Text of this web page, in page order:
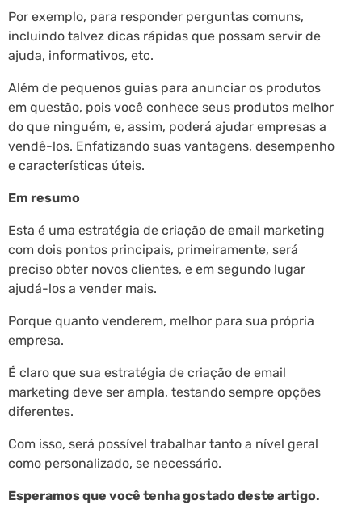
Por exemplo, para responder perguntas comuns,
incluindo talvez dicas rápidas que possam servir de
ajuda, informativos, etc.
Além de pequenos guias para anunciar os produtos
em questão, pois você conhece seus produtos melhor
do que ninguém, e, assim, poderá ajudar empresas a
vendê-los. Enfatizando suas vantagens, desempenho
e características úteis.
Em resumo
Esta é uma estratégia de criação de email marketing
com dois pontos principais, primeiramente, será
preciso obter novos clientes, e em segundo lugar
ajudá-los a vender mais.
Porque quanto venderem, melhor para sua própria
empresa.
É claro que sua estratégia de criação de email
marketing deve ser ampla, testando sempre opções
diferentes.
Com isso, será possível trabalhar tanto a nível geral
como personalizado, se necessário.
Esperamos que você tenha gostado deste artigo.